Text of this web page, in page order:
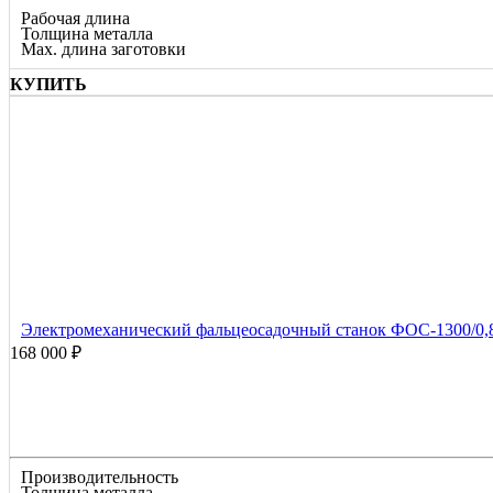
Рабочая длина
Толщина металла
Max. длина заготовки
КУПИТЬ
Электромеханический фальцеосадочный станок ФОС-1300/
168 000 ₽
Производительность